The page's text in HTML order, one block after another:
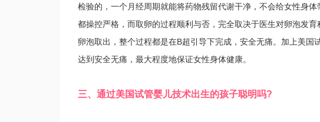
检验的，一个月经周期就能将药物残留代谢干净，不会给女性身
都操控严格，而取卵的过程顺利与否，完全取决于医生对卵泡发
卵泡取出，整个过程都是在B超引导下完成，安全无痛。加上美
达到安全无痛，最大程度地保证女性身体健康。
三、通过美国试管婴儿技术出生的孩子聪明吗?